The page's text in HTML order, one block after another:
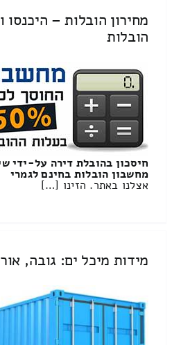
מחירון הובלות –
הובלות
חיסכון בהובלת דירה על-ידי
מחשבון הובלות בחינם לגמרי
אצלנו באתר. הזינו […]
מידות מיכל ים: גובה,